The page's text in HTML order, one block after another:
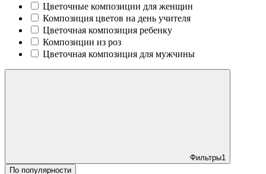
Цветочные композиции для женщин
Композиция цветов на день учителя
Цветочная композиция ребенку
Композиции из роз
Цветочная композиция для мужчины
Фильтры1
По популярности